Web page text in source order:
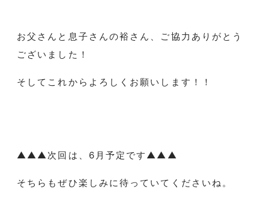
お父さんと息子さんの裕さん、ご協力ありがとう
ございました！
そしてこれからよろしくお願いします！！
▲▲▲次回は、6月予定です▲▲▲
そちらもぜひ楽しみに待っていてくださいね。